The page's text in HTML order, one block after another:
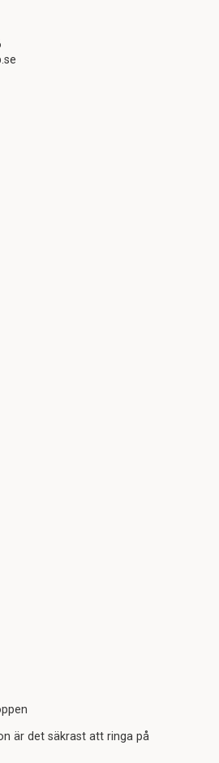
är det säkrast att ringa på